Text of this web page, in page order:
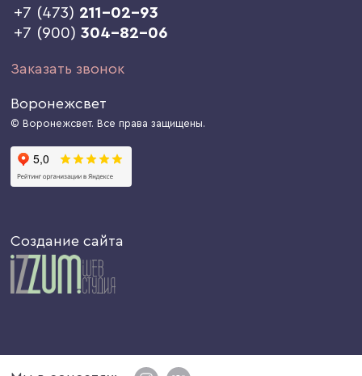
+7 (473) 211-02-93
+7 (900)304-82-06
Заказать звонок
Воронежсвет
© Воронежсвет. Все права защищены.
Создание сайта